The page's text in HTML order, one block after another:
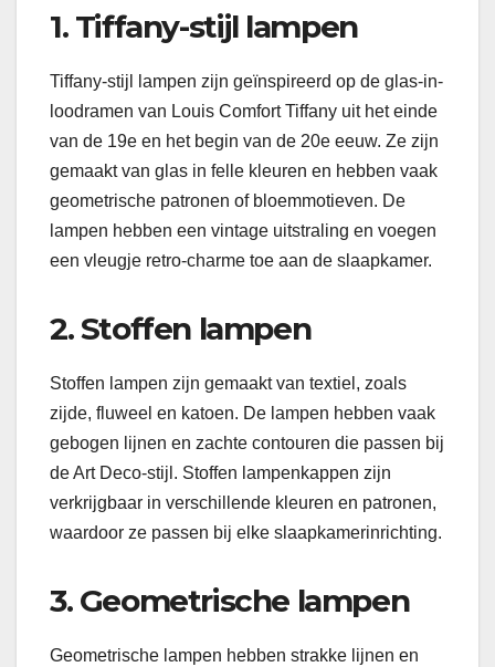
1. Tiffany-stijl lampen
Tiffany-stijl lampen zijn geïnspireerd op de glas-in-
loodramen van Louis Comfort Tiffany uit het einde
van de 19e en het begin van de 20e eeuw. Ze zijn
gemaakt van glas in felle kleuren en hebben vaak
geometrische patronen of bloemmotieven. De
lampen hebben een vintage uitstraling en voegen
een vleugje retro-charme toe aan de slaapkamer.
2. Stoffen lampen
Stoffen lampen zijn gemaakt van textiel, zoals
zijde, fluweel en katoen. De lampen hebben vaak
gebogen lijnen en zachte contouren die passen bij
de Art Deco-stijl. Stoffen lampenkappen zijn
verkrijgbaar in verschillende kleuren en patronen,
waardoor ze passen bij elke slaapkamerinrichting.
3. Geometrische lampen
Geometrische lampen hebben strakke lijnen en